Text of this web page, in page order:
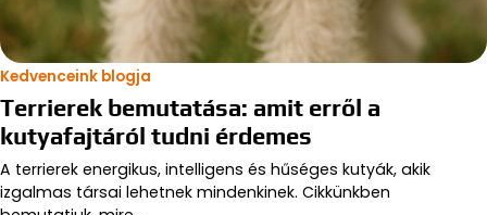
Kedvenceink blogja
Terrierek bemutatása: amit erről a
kutyafajtáról tudni érdemes
A terrierek energikus, intelligens és hűséges kutyák, akik
izgalmas társai lehetnek mindenkinek. Cikkünkben